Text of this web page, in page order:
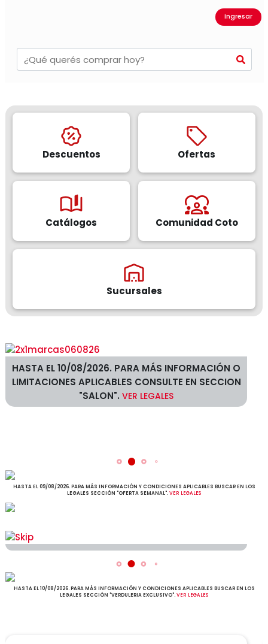
Ingresar
Descuentos Ofertas
Catálogos Comunidad Coto
Sucursales
HASTA EL 10/08/2026. PARA MÁS INFORMACIÓN O
LIMITACIONES APLICABLES CONSULTE EN SECCION
"SALON".VER LEGALES
HASTA EL 09/08/2026. PARA MÁS INFORMACIÓN Y CONDICIONES APLICABLES BUSCAR EN LOS
LEGALES SECCIÓN "OFERTA SEMANAL".VER LEGALES
HASTA EL 10/08/2026. PARA MÁS INFORMACIÓN Y CONDICIONES APLICABLES BUSCAR EN LOS
LEGALES SECCIÓN "VERDULERIA EXCLUSIVO".VER LEGALES